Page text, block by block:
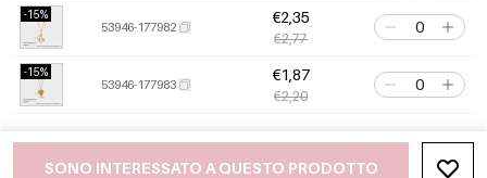
-15%
53946-177982
€2,35
€2,77
-15%
53946-177983
€1,87
€2,20
SONO INTERESSATO A QUESTO PRODOTTO